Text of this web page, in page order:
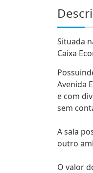
Situada
Caixa
Avenida
e com
sem
A sala
outro
O valor